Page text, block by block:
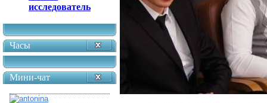
исследователь
Часы
Мини-чат